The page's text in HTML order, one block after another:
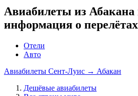
Авиабилеты из
информация о перелётах
Отели
Авто
Авиабилеты Сент-Луис → Абакан
Дешёвые авиабилеты